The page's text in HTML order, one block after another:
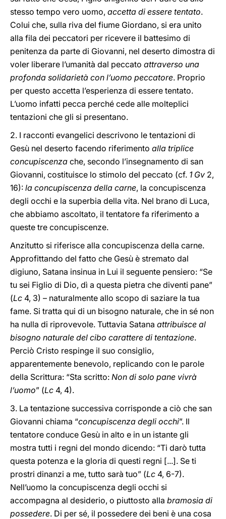
stesso tempo vero uomo, accetta di essere tentato.
Colui che, sulla riva del fiume Giordano, si era unito
alla fila dei peccatori per ricevere il battesimo di
penitenza da parte di Giovanni, nel deserto dimostra di
voler liberare l’umanità dal peccato attraverso una
profonda solidarietà con l’uomo peccatore. Proprio
per questo accetta l’esperienza di essere tentato.
L’uomo infatti pecca perché cede alle molteplici
tentazioni che gli si presentano.
2. I racconti evangelici descrivono le tentazioni di
Gesù nel deserto facendo riferimento alla triplice
concupiscenza che, secondo l’insegnamento di san
Giovanni, costituisce lo stimolo del peccato (cf. 1 Gv 2,
16): la concupiscenza della carne, la concupiscenza
degli occhi e la superbia della vita. Nel brano di Luca,
che abbiamo ascoltato, il tentatore fa riferimento a
queste tre concupiscenze.
Anzitutto si riferisce alla concupiscenza della carne.
Approfittando del fatto che Gesù è stremato dal
digiuno, Satana insinua in Lui il seguente pensiero: “Se
tu sei Figlio di Dio, dì a questa pietra che diventi pane”
(Lc 4, 3) – naturalmente allo scopo di saziare la tua
fame. Si tratta qui di un bisogno naturale, che in sé non
ha nulla di riprovevole. Tuttavia Satana attribuisce al
bisogno naturale del cibo carattere di tentazione.
Perciò Cristo respinge il suo consiglio,
apparentemente benevolo, replicando con le parole
della Scrittura: “Sta scritto: Non di solo pane vivrà
l’uomo” (Lc 4, 4).
3. La tentazione successiva corrisponde a ciò che san
Giovanni chiama “concupiscenza degli occhi”. Il
tentatore conduce Gesù in alto e in un istante gli
mostra tutti i regni del mondo dicendo: “Ti darò tutta
questa potenza e la gloria di questi regni [...]. Se ti
prostri dinanzi a me, tutto sarà tuo” (Lc 4, 6-7).
Nell’uomo la concupiscenza degli occhi si
accompagna al desiderio, o piuttosto alla bramosia di
possedere. Di per sé, il possedere dei beni è una cosa